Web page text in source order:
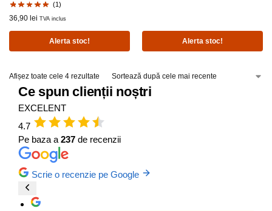
(1)
36,90 lei TVA inclus
Alerta stoc! Alerta stoc!
Afișez toate cele 4 rezultate
Ce spun clienții noștri
EXCELENT
4.7
Pe baza a 237 de recenzii
Scrie o recenzie pe Google